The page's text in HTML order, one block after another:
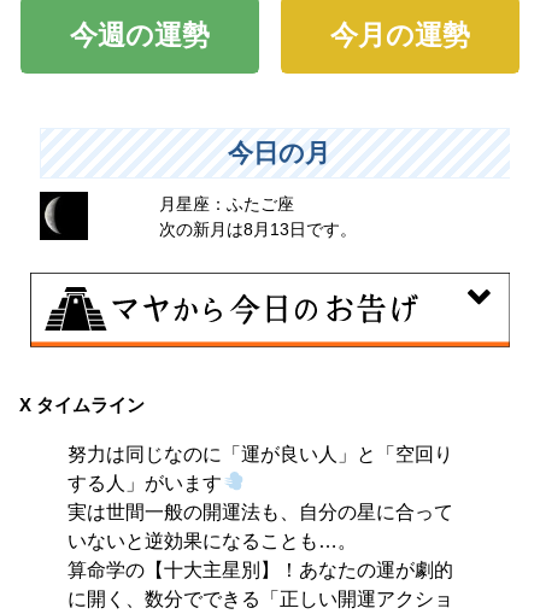
今週の運勢 今月の運勢
今日の月
月星座：ふたご座
次の新月は8月13日です。
興味のある分野で、熟練を志す日。なんとなくではな
す。
X タイムライン
努力は同じなのに「運が良い人」と「空回り
する人」がいます
実は世間一般の開運法も、自分の星に合って
いないと逆効果になることも…。
算命学の【十大主星別】！あなたの運が劇的
に開く、数分でできる「正しい開運アクショ